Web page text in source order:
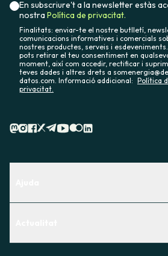
En subscriure't a la newsletter estàs
nostraPolítica de privacitat.
Finalitats: enviar-te el nostre butlletí,
comunicacions informatives i comercials
nostres productes, serveis i
pots retirar el teu consentiment en
moment, així com accedir, rectificar i
teves dades i altres drets a
datos.com. Informació addicional: Política
privacitat.